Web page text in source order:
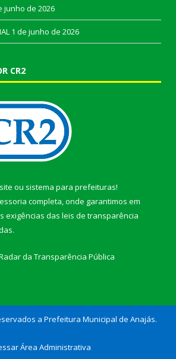
junho de 2026
1 de junho de 2026
CR2
ou sistema para prefeituras!
completa, onde garantimos em
exigências das leis de transparência
da Transparência Pública
a Prefeitura Municipal de Anajás.
Área Administrativa